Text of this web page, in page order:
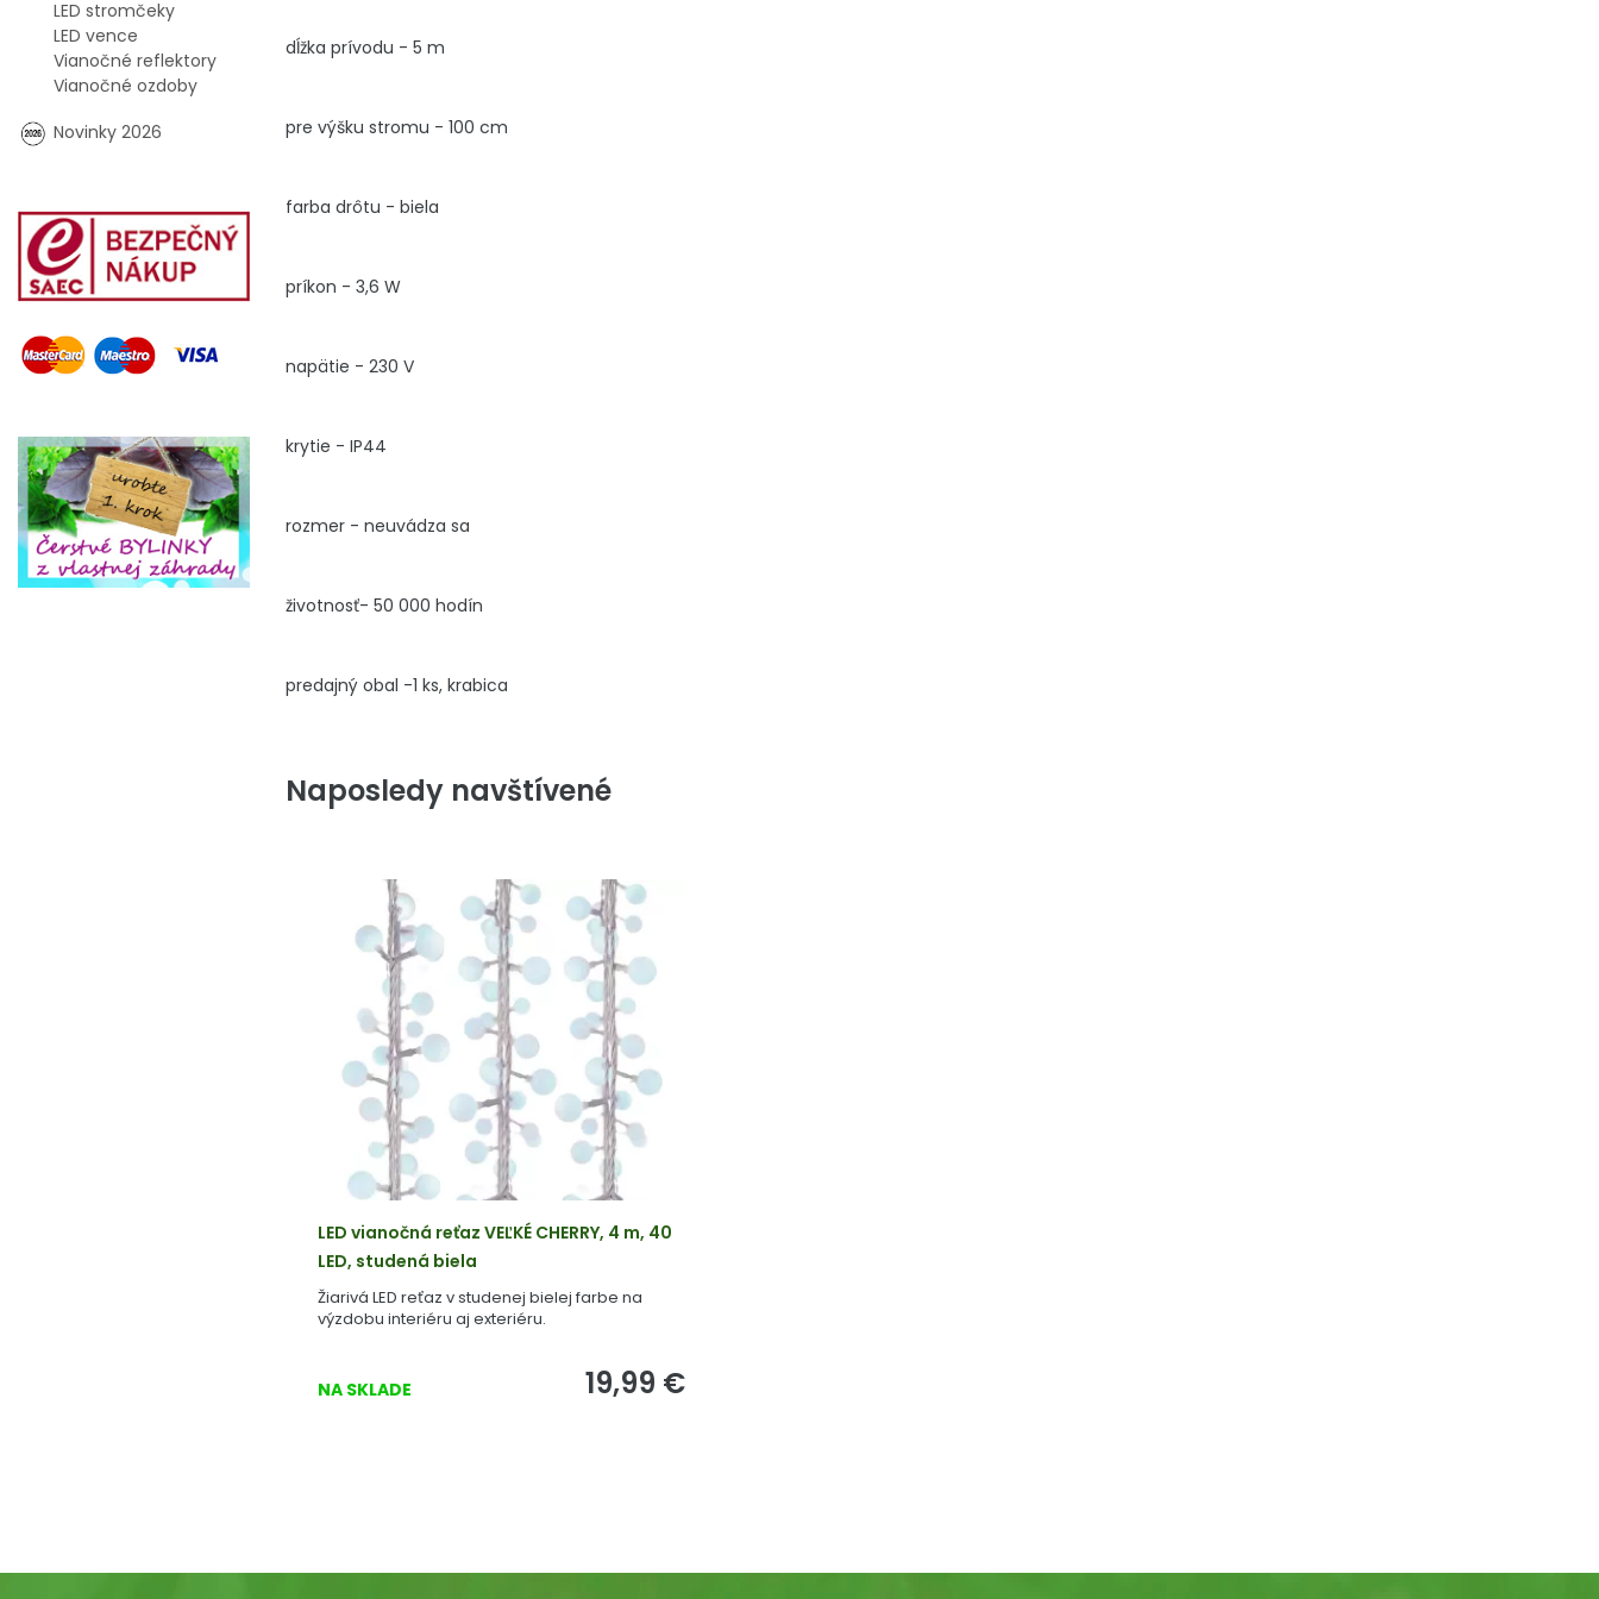
dĺžka prívodu - 5 m
pre výšku stromu - 100 cm
farba drôtu - biela
príkon - 3,6 W
napätie - 230 V
krytie - IP44
rozmer - neuvádza sa
životnosť- 50 000 hodín
predajný obal -1 ks, krabica
Naposledy navštívené
LED vianočná reťaz VEĽKÉ CHERRY, 4 m, 40
LED, studená biela
Žiarivá LED reťaz v studenej bielej farbe na
výzdobu interiéru aj exteriéru.
NA SKLADE 19,99 €
LED stromčeky
LED vence
Vianočné reflektory
Vianočné ozdoby
Novinky 2026